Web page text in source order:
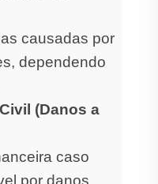
causadas por
dependendo
(Danos a
caso
por danos